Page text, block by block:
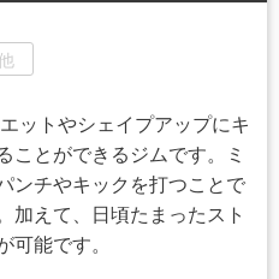
ットやシェイプアップにキ
ことができるジムです。ミ
ンチやキックを打つことで
加えて、日頃たまったスト
可能です。